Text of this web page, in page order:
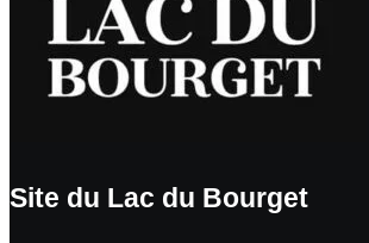
Site du Lac du Bourget